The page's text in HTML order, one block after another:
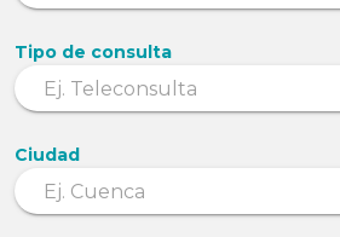
Tipo de consulta
Ciudad